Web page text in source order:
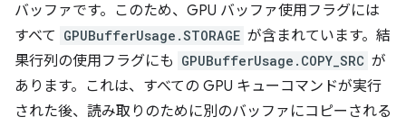
バッファです。このため、GPU バッファ使用フラグには
すべて GPUBufferUsage.STORAGE が含まれています。結
果行列の使用フラグにも GPUBufferUsage.COPY_SRC が
あります。これは、すべての GPU キューコマンドが実行
された後、読み取りのために別のバッファにコピーされる